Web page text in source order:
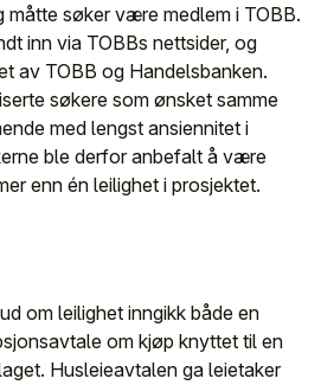
søker være medlem i TOBB.
inn via TOBBs nettsider, og
av TOBB og Handelsbanken.
søkere som ønsket samme
med lengst ansiennitet i
ble derfor anbefalt å være
enn én leilighet i prosjektet.
om leilighet inngikk både en
om kjøp knyttet til en
Husleieavtalen ga leietaker